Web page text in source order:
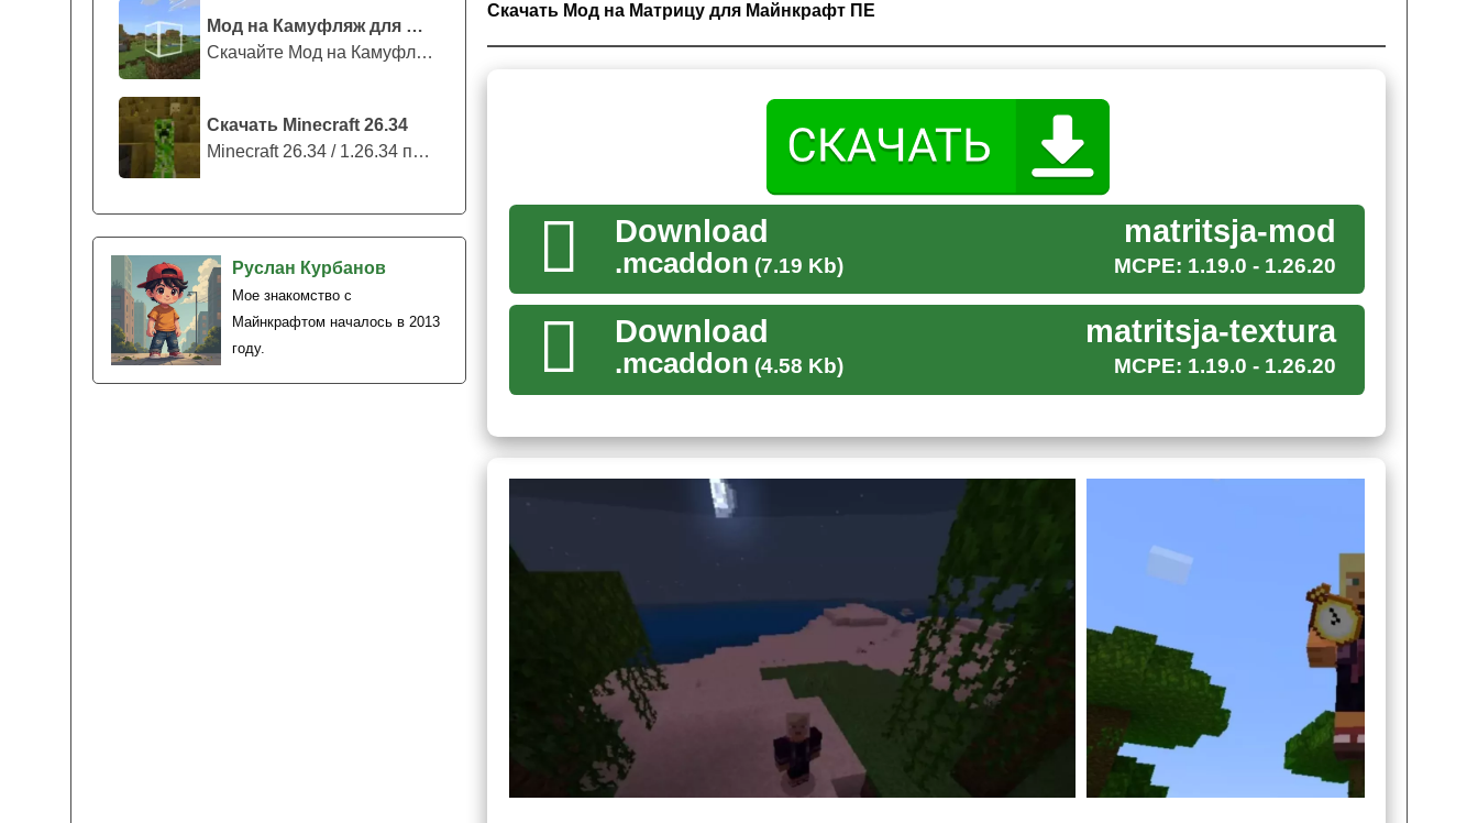
Мод на Камуфляж для Майнкрафт ПЕ
Скачайте Мод на Камуфляж на Майнкрафт...
Скачать Minecraft 26.34
Minecraft 26.34 / 1.26.34 представляе...
Руслан Курбанов
Мое знакомство с
Майнкрафтом началось в 2013
году.
Примечательно то, что для того, чтобы овладеть супер способностями необходимо всего лишь
Автор мода на Матрицу предлагает несколько видов часов, которые можно создать или извлечь из
инвентаря Minecraft PE.
Первый вид предполагает остановку времени. В этот момент Стив может заняться полезными вещами,
способствующими лучшему выживанию и борьбе со злодеями. Второй тип замораживает игроков. Третий,
наоборот ускорит процесс игры.День и ночь будут сменять друг друга за считанные секунды.
А также, есть тип часов, который обращает все действия назад.
Эффекты
В первую очередь, автор мода старался создать максимальное сходство эффектов с миром Матрицы. У него
это прекрасно получилось, ведь очень
ярко смотрятся зависшие в воздухе предметы,
и прочее.
Каждый бы хотел попробовать остановить пулу на лету в Майнкрафт ПЕ. Здорово, что эта
возможность теперь есть, благодаря данному аддону.
Скачать Мод на Матрицу для Майнкрафт ПЕ
Download
.mcaddon (7.19 Kb)
matritsja-mod
MCPE: 1.19.0 - 1.26.20
Download
.mcaddon (4.58 Kb)
matritsja-textura
MCPE: 1.19.0 - 1.26.20